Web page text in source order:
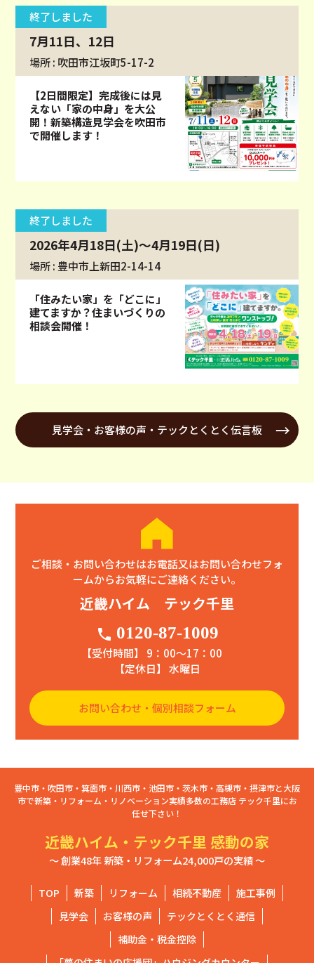
終了しました
7月11日、12日
場所 : 吹田市江坂町5-17-2
【2日間限定】完成後には見
えない「家の中身」を大公
開！新築構造見学会を吹田市
で開催します！
終了しました
2026年4月18日(土)～4月19日(日)
場所 : 豊中市上新田2-14-14
「住みたい家」を「どこに」
建てますか？住まいづくりの
相談会開催！
見学会・お客様の声・テックとくとく伝言板
ご相談・お問い合わせはお電話又はお問い合わせフォ
ームからお気軽にご連絡ください。
近畿ハイム テック千里
phone 0120-87-1009
【受付時間】 9：00〜17：00
【定休日】 水曜日
お問い合わせ・個別相談フォーム
豊中市・吹田市・箕面市・川西市・池田市・茨木市・高槻市・摂津市と大阪
市で新築・リフォーム・リノベーション実績多数の工務店 テック千里にお
任せ下さい！
近畿ハイム・テック千里 感動の家
～ 創業48年 新築・リフォーム24,000戸の実績 ～
TOP 新築 リフォーム 相続不動産
施工事例
見学会
お客様の声
テックとくとく通信
補助金・税金控除